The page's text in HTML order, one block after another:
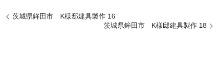
茨城県鉾田市 K様邸建具製作 16
茨城県鉾田市 K様邸建具製作 18